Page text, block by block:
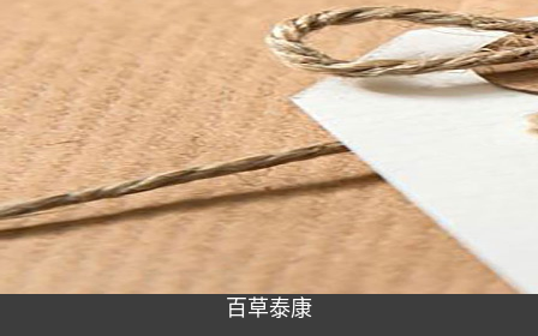
百草泰康